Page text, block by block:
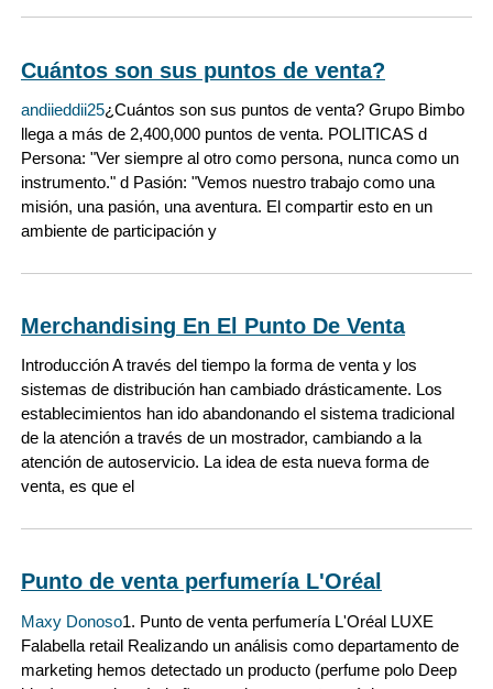
Cuántos son sus puntos de venta?
andiieddii25¿Cuántos son sus puntos de venta? Grupo Bimbo
llega a más de 2,400,000 puntos de venta. POLITICAS d
Persona: "Ver siempre al otro como persona, nunca como un
instrumento." d Pasión: "Vemos nuestro trabajo como una
misión, una pasión, una aventura. El compartir esto en un
ambiente de participación y
Merchandising En El Punto De Venta
Introducción A través del tiempo la forma de venta y los
sistemas de distribución han cambiado drásticamente. Los
establecimientos han ido abandonando el sistema tradicional
de la atención a través de un mostrador, cambiando a la
atención de autoservicio. La idea de esta nueva forma de
venta, es que el
Punto de venta perfumería L'Oréal
Maxy Donoso1. Punto de venta perfumería L'Oréal LUXE
Falabella retail Realizando un análisis como departamento de
marketing hemos detectado un producto (perfume polo Deep